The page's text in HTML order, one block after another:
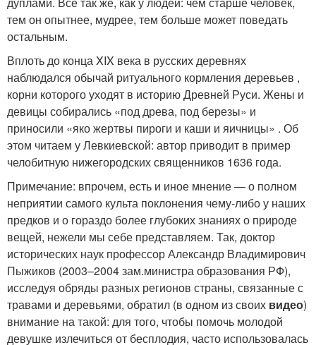
тем он опытнее, мудрее, тем больше может поведать
остальным.
Вплоть до конца XIX века в русских деревнях
наблюдался обычай ритуального кормления деревьев ,
корни которого уходят в историю Древней Руси. Жены и
девицы собирались «под древа, под березы» и
приносили «яко жертвы пироги и каши и яичницы» . Об
этом читаем у Левкиевской: автор приводит в пример
челобитную нижегородских священников 1636 года.
Примечание: впрочем, есть и иное мнение — о полном
неприятии самого культа поклонения чему-либоу наших
предков и о гораздо более глубоких знаниях о природе
вещей, нежели мы себе представляем. Так, доктор
исторических наук профессор Александр Владимирович
Пыжиков (2003–2004 зам.министра образования РФ),
исследуя обряды разных регионов страны, связанные с
травами и деревьями, обратил (в одном из своих видео)
внимание на такой: для того, чтобы помочь молодой
девушке излечиться от бесплодия, часто использовалась